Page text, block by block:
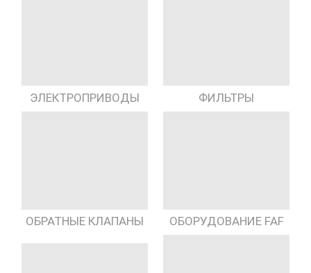
ЭЛЕКТРОПРИВОДЫ ФИЛЬТРЫ
ОБРАТНЫЕ КЛАПАНЫ ОБОРУДОВАНИЕ FAF